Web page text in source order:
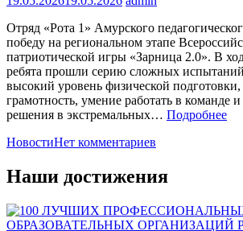
Отряд «Рота 1» Амурского
победу на региональном этапе
патриотической игры «Зарница 2.0». В
ребята прошли серию сложных
высокий уровень физической
грамотность, умение работать в команде
решения в экстремальных… Подробнее
НовостиНет комментариев
Наши достижения